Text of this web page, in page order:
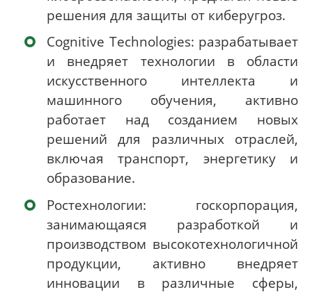
решения для защиты от киберугроз.
Cognitive Technologies: разрабатывает
и внедряет технологии в области
искусственного интеллекта и
машинного обучения, активно
работает над созданием новых
решений для различных отраслей,
включая транспорт, энергетику и
образование.
Ростехнологии: госкорпорация,
занимающаяся разработкой и
производством высокотехнологичной
продукции, активно внедряет
инновации в различные сферы,